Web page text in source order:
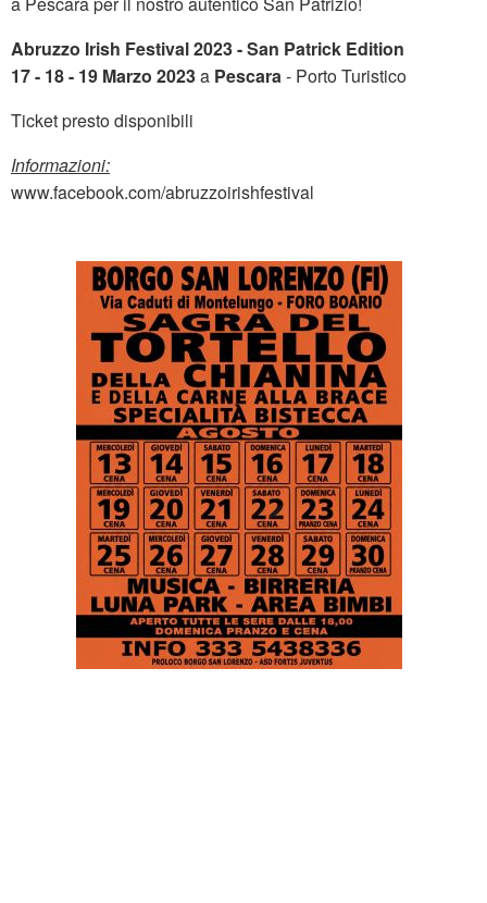
Abruzzo Irish Festival 2023 - San Patrick Edition
17 - 18 - 19 Marzo 2023a Pescara- Porto Turistico
Ticket presto disponibili
Informazioni:
www.facebook.com/abruzzoirishfestival